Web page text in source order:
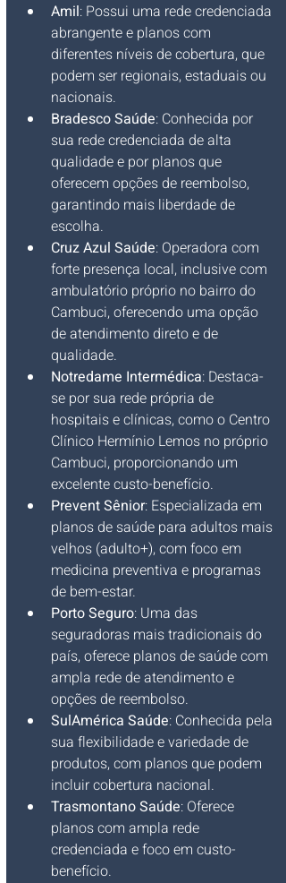
Amil: Possui uma rede credenciada
abrangente e planos com
diferentes níveis de cobertura, que
podem ser regionais, estaduais ou
nacionais.
Bradesco Saúde: Conhecida por
sua rede credenciada de alta
qualidade e por planos que
oferecem opções de reembolso,
garantindo mais liberdade de
escolha.
Cruz Azul Saúde: Operadora com
forte presença local, inclusive com
ambulatório próprio no bairro do
Cambuci, oferecendo uma opção
de atendimento direto e de
qualidade.
Notredame Intermédica: Destaca-
se por sua rede própria de
hospitais e clínicas, como o Centro
Clínico Hermínio Lemos no próprio
Cambuci, proporcionando um
excelente custo-benefício.
Prevent Sênior: Especializada em
planos de saúde para adultos mais
velhos (adulto+), com foco em
medicina preventiva e programas
de bem-estar.
Porto Seguro: Uma das
seguradoras mais tradicionais do
país, oferece planos de saúde com
ampla rede de atendimento e
opções de reembolso.
SulAmérica Saúde: Conhecida pela
sua flexibilidade e variedade de
produtos, com planos que podem
incluir cobertura nacional.
Trasmontano Saúde: Oferece
planos com ampla rede
credenciada e foco em custo-
benefício.